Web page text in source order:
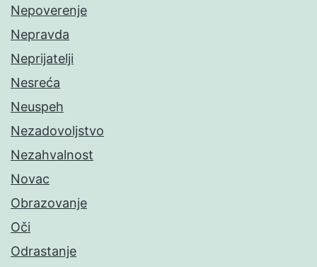
Nepoverenje
Nepravda
Neprijatelji
Nesreća
Neuspeh
Nezadovoljstvo
Nezahvalnost
Novac
Obrazovanje
Oči
Odrastanje